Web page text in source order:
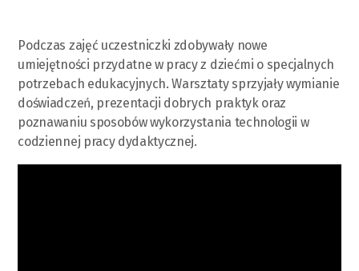
Podczas zajęć uczestniczki zdobywały nowe
umiejętności przydatne w pracy z dziećmi o specjalnych
potrzebach edukacyjnych. Warsztaty sprzyjały wymianie
doświadczeń, prezentacji dobrych praktyk oraz
poznawaniu sposobów wykorzystania technologii w
codziennej pracy dydaktycznej.